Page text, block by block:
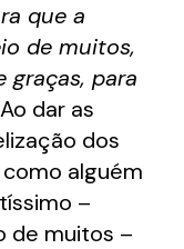
que a
de muitos,
graças, para
dar as
dos
alguém
–
de muitos –